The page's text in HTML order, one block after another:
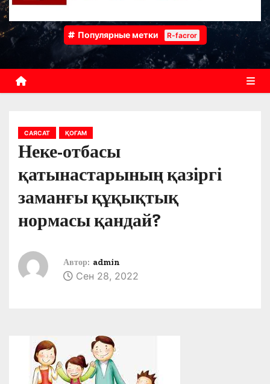
Популярные метки R-facror
САЯСАТ ҚОҒАМ
Неке-отбасы
қатынастарының қазіргі
заманғы құқықтық
нормасы қандай?
Автор: admin
Сен 28, 2022